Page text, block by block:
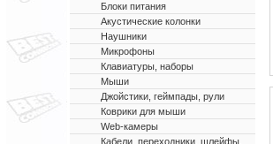
Блоки питания
Акустические колонки
Наушники
Микрофоны
Клавиатуры, наборы
Мыши
Джойстики, геймпады, рули
Коврики для мыши
Web-камеры
Кабели, переходники, шлейфы,